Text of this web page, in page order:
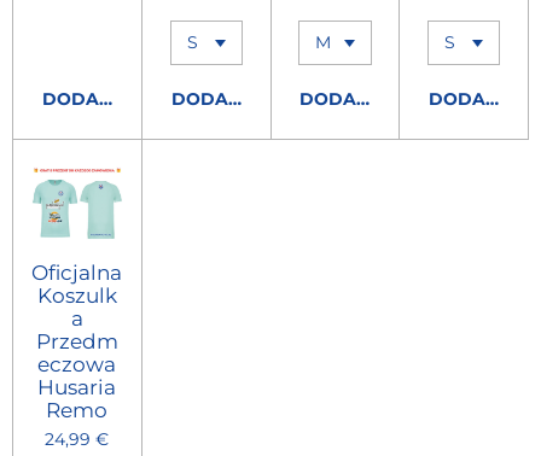
DODAJ DO KOSZYKADODAJ DO KOSZYKADODAJ DO KOSZYKA
DODAJ DO
Oficjalna
Koszulk
a
Przedm
eczowa
Husaria
Remo
24,99 €